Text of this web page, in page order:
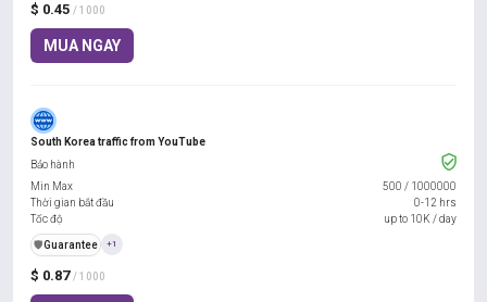
$ 0.45 / 1000
MUA NGAY
South Korea traffic from YouTube
$ 0.87 / 1000
Bảo hành
Min Max
500 / 1000000
Thời gian bắt đầu
0-12 hrs
Tốc độ
up to 10K / day
️🛡️Guarantee +1